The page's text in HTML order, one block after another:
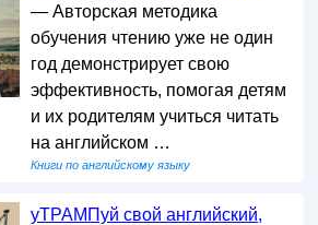
— Авторская методика
обучения чтению уже не один
год демонстрирует свою
эффективность, помогая детям
и их родителям учиться читать
на английском …
Книги по английскому языку
уТРАМПуй свой английский,